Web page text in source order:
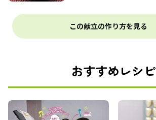
この献立の作り方を見る
おすすめレシピ